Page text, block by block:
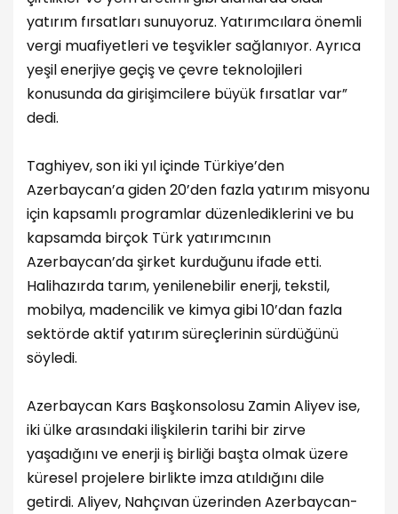
yatırım fırsatları sunuyoruz. Yatırımcılara önemli
vergi muafiyetleri ve teşvikler sağlanıyor. Ayrıca
yeşil enerjiye geçiş ve çevre teknolojileri
konusunda da girişimcilere büyük fırsatlar var”
dedi.
Taghiyev, son iki yıl içinde Türkiye’den
Azerbaycan’a giden 20’den fazla yatırım misyonu
için kapsamlı programlar düzenlediklerini ve bu
kapsamda birçok Türk yatırımcının
Azerbaycan’da şirket kurduğunu ifade etti.
Halihazırda tarım, yenilenebilir enerji, tekstil,
mobilya, madencilik ve kimya gibi 10’dan fazla
sektörde aktif yatırım süreçlerinin sürdüğünü
söyledi.
Azerbaycan Kars Başkonsolosu Zamin Aliyev ise,
iki ülke arasındaki ilişkilerin tarihi bir zirve
yaşadığını ve enerji iş birliği başta olmak üzere
küresel projelere birlikte imza atıldığını dile
getirdi. Aliyev, Nahçıvan üzerinden Azerbaycan-